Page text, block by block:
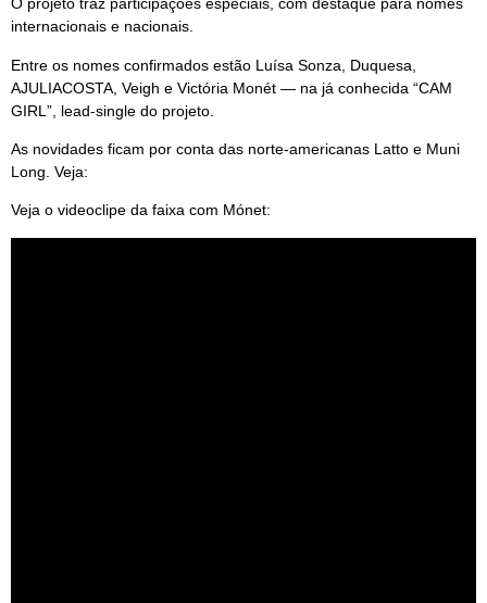
O projeto traz participações especiais, com destaque para nomes
internacionais e nacionais.
Entre os nomes confirmados estão Luísa Sonza, Duquesa,
AJULIACOSTA, Veigh e Victória Monét — na já conhecida “CAM
GIRL”, lead-single do projeto.
As novidades ficam por conta das norte-americanas Latto e Muni
Long. Veja:
Veja o videoclipe da faixa com Mónet: